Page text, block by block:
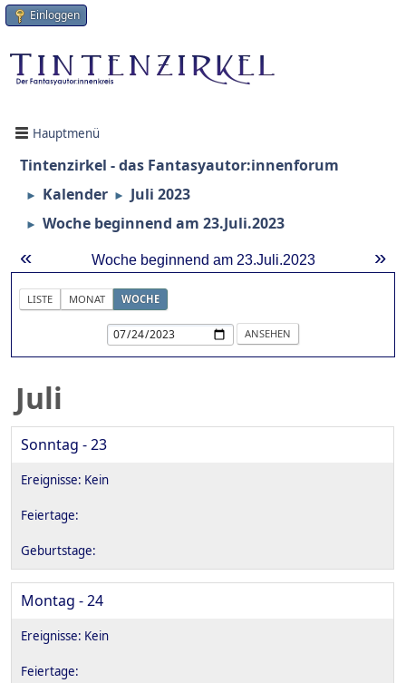
Einloggen
Hauptmenü
Tintenzirkel - das Fantasyautor:innenforum
► Kalender ► Juli 2023
► Woche beginnend am 23.Juli.2023
« »
Woche beginnend am 23.Juli.2023
LISTE MONAT WOCHE
Juli
Sonntag - 23
Montag - 24